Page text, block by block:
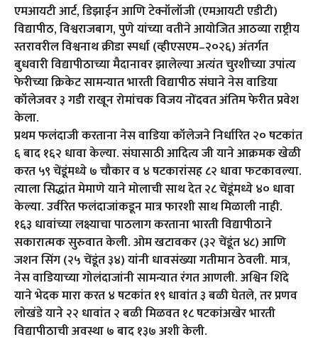
एमआयटी आर्ट, डिझाईन आणि टेक्नॉलॉजी (एमआयटी एडीटी)
विद्यापीठ, विश्वराजबाग, पुणे यांच्या वतीने आयोजित आठव्या राष्ट्रीय
स्तरावरील विश्वनाथ क्रीडा स्पर्धा (व्हीएसएम–२०२६) अंतर्गत
बुधवारी विद्यापीठाच्या मैदानावर झालेल्या अत्यंत चुरशीच्या उपांत्य
फेरीच्या क्रिकेट सामन्यात भारती विद्यापीठ संघाने नेस वाडिया
कॉलेजवर ३ गडी राखून रोमांचक विजय नोंदवत अंतिम फेरीत प्रवेश
केला.
प्रथम फलंदाजी करताना नेस वाडिया कॉलेजने निर्धारित २० षटकांत
६ बाद १६२ धावा केल्या. संघासाठी आदित्य जी याने आक्रमक खेळी
करत ५९ चेंडूंमध्ये ७ चौकार व ४ षटकारांसह ८२ धावा फटकावल्या.
त्याला सिद्धांत मेमाणे याने मोलाची साथ देत २८ चेंडूंमध्ये ४० धावा
केल्या. उर्वरित फलंदाजांकडून मात्र फारशी साथ मिळाली नाही.
१६३ धावांच्या लक्ष्याचा पाठलाग करताना भारती विद्यापीठाने
सकारात्मक सुरुवात केली. ओम खटावकर (३२ चेंडूंत ४८) आणि
जशन सिंग (२५ चेंडूंत ३४) यांनी धावसंख्या गतीमान ठेवली. मात्र,
नेस वाडियाच्या गोलंदाजांनी सामन्यात रंगत आणली. अश्विन शिंदे
याने भेदक मारा करत ४ षटकांत १९ धावांत ३ बळी घेतले, तर प्रणव
लोखंडे याने २२ धावांत २ बळी मिळवत १८ षटकांअखेर भारती
विद्यापीठाची अवस्था ७ बाद १३७ अशी केली.